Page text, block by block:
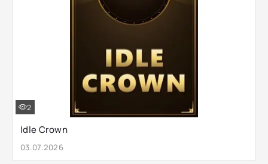
Idle Crown
03.07.2026
2